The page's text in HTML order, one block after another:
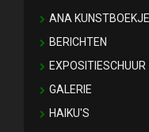
ANA
BERICHTEN
EXPOSITIESCHUUR
GALERIE
HAIKU'S